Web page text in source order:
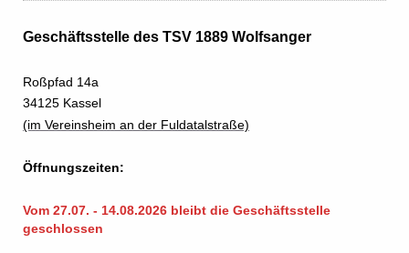
Geschäftsstelle des TSV 1889 Wolfsanger
Roßpfad 14a
34125 Kassel
(im Vereinsheim an der Fuldatalstraße)
Öffnungszeiten:
Vom 27.07. - 14.08.2026 bleibt die Geschäftsstelle
geschlossen